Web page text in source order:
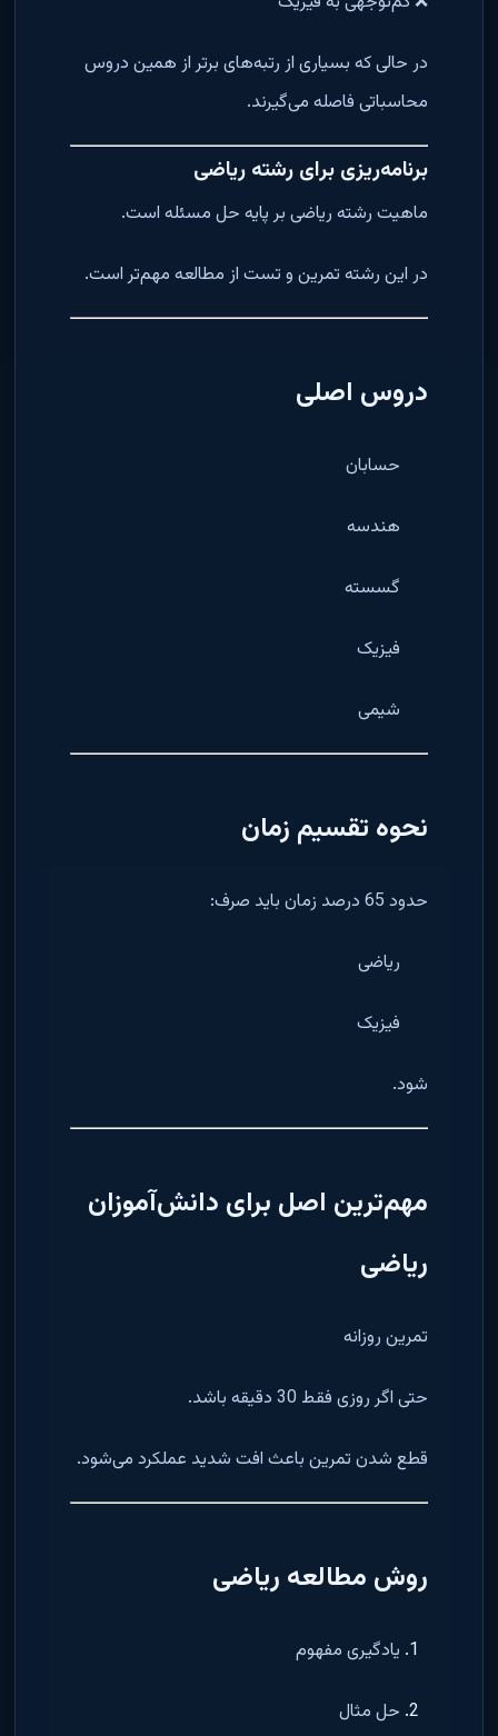
در حالی که بسیاری از رتبه‌های برتر از همین دروس
محاسباتی فاصله می‌گیرند.
برنامه‌ریزی برای رشته ریاضی
ماهیت رشته ریاضی بر پایه حل مسئله است.
در این رشته تمرین و تست از مطالعه مهم‌تر است.
دروس اصلی
حسابان
هندسه
گسسته
فیزیک
شیمی
نحوه تقسیم زمان
حدود 65 درصد زمان باید صرف:
ریاضی
فیزیک
شود.
مهم‌ترین اصل برای دانش‌آموزان
ریاضی
تمرین روزانه
حتی اگر روزی فقط 30 دقیقه باشد.
قطع شدن تمرین باعث افت شدید عملکرد می‌شود.
روش مطالعه ریاضی
یادگیری مفهوم
حل مثال